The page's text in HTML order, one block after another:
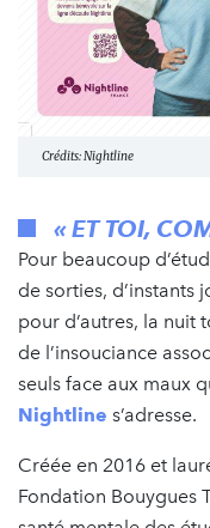
Crédits: Nightline
« ET TOI,
Pour beaucoup
de sorties, d’instants
pour d’autres, la nuit
de l’insouciance
seuls face aux maux
Nightline s’adresse.
Créée en 2016 et
Fondation Bouygues